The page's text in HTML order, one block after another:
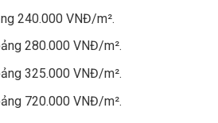
240.000 VNĐ/m².
280.000 VNĐ/m².
325.000 VNĐ/m².
720.000 VNĐ/m².